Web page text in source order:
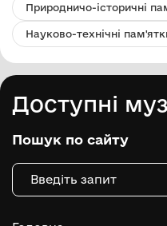
Природничо-історичні
Науково-технічні
Доступні
Пошук по сайту